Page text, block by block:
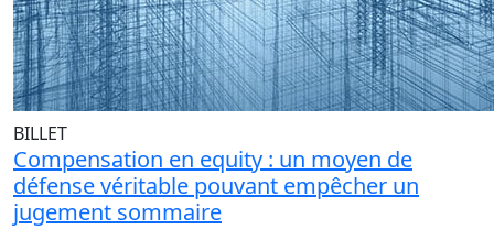
BILLET
Compensation en equity : un moyen de
défense véritable pouvant empêcher un
jugement sommaire